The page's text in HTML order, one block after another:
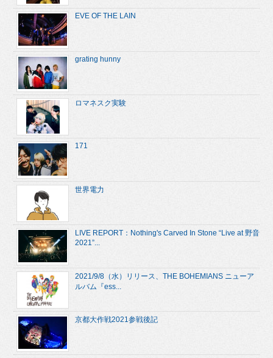
EVE OF THE LAIN
grating hunny
ロマネスク実験
171
世界電力
LIVE REPORT：Nothing's Carved In Stone “Live at 野音
2021”...
2021/9/8（水）リリース、THE BOHEMIANS ニューア
ルバム『ess...
京都大作戦2021参戦後記